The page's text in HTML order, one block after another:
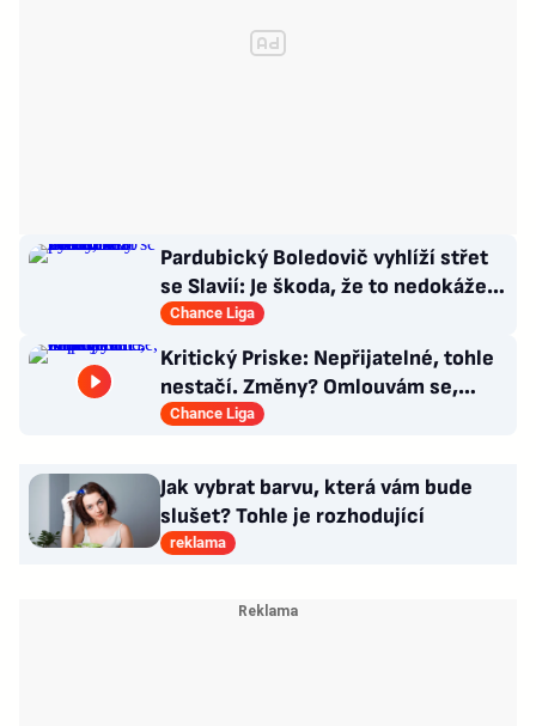
Pardubický Boledovič vyhlíží střet
se Slavií: Je škoda, že to nedokáže
postavit na mladých
Chance Liga
Kritický Priske: Nepřijatelné, tohle
nestačí. Změny? Omlouvám se,
nedokážu odpovědět
Chance Liga
Jak vybrat barvu, která vám bude
slušet? Tohle je rozhodující
reklama